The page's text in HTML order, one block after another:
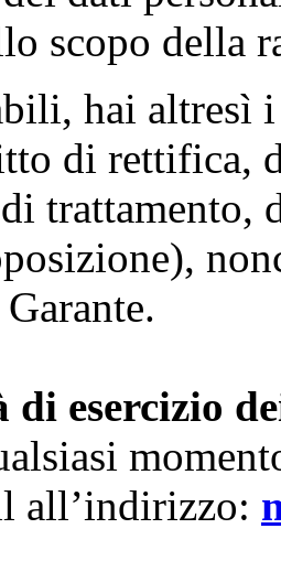
scopo della
hai
di rettifica,
trattamento,
di esercizio
all’indirizzo: